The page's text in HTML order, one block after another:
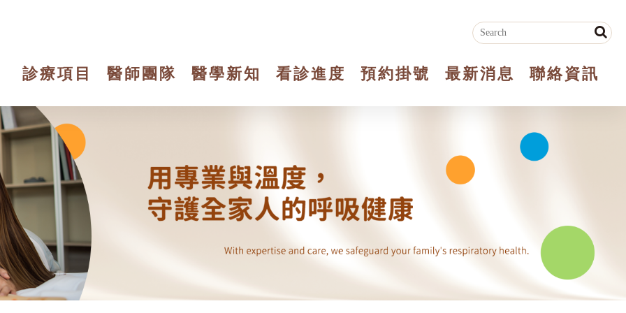
診療項目 醫師團隊 醫學新知 看診進度 預約掛號 最新消息 聯絡資訊